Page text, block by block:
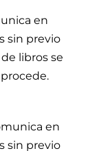
en
sin previo
libros se
procede.
en
sin previo